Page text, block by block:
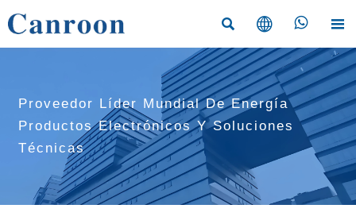
   
Proveedor Líder Mundial De Energía
Productos Electrónicos Y Soluciones
Técnicas